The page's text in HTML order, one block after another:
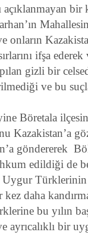
ifşa ederek
gizli bir
ve bu
Böretala
Kazakistan’a
göndererek
edildiği de
Türklerinin
daha
bu yılın
ayrıcalıklı bir